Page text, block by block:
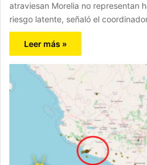
atraviesan Morelia no representan
riesgo latente, señaló el
Leer más »